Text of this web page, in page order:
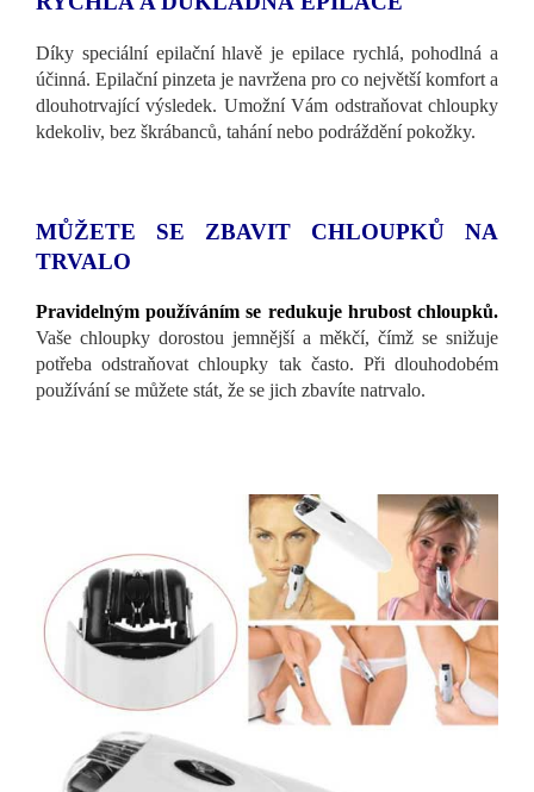
Díky speciální epilační hlavě je epilace rychlá, pohodlná a
účinná. Epilační pinzeta je navržena pro co největší komfort a
dlouhotrvající výsledek. Umožní Vám odstraňovat chloupky
kdekoliv, bez škrábanců, tahání nebo podráždění pokožky.
MŮŽETE SE ZBAVIT CHLOUPKŮ NA
TRVALO
Pravidelným používáním se redukuje hrubost chloupků.
Vaše chloupky dorostou jemnější a měkčí, čímž se snižuje
potřeba odstraňovat chloupky tak často. Při dlouhodobém
používání se můžete stát, že se jich zbavíte natrvalo.